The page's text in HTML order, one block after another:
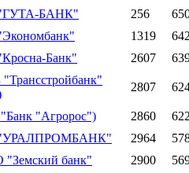
БАНК" 256
1319
Банк" 2607
2807
"Агророс") 2860
2964
банк" 2900